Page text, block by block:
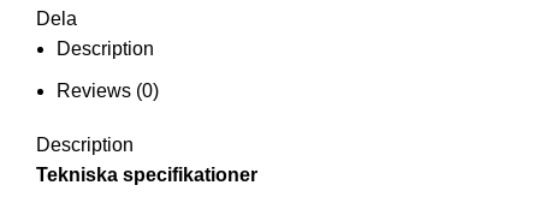
Dela
Description
Reviews (0)
Description
Tekniska specifikationer